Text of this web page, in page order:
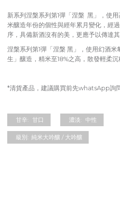
新系列涅槃系列第1彈「涅槃 黑」，使
米釀造年份的個性與經年累月變化，經
序，具備新酒沒有的美，更應予以傳達其
涅槃系列第1彈「涅槃 黑」，使用幻酒
生」釀造，精米至18%之高，散發輕柔沉
*清貨產品，建議購買前先whatsApp詢
甘辛: 甘口 濃淡: 中性
級別: 純米大吟釀 / 大吟釀